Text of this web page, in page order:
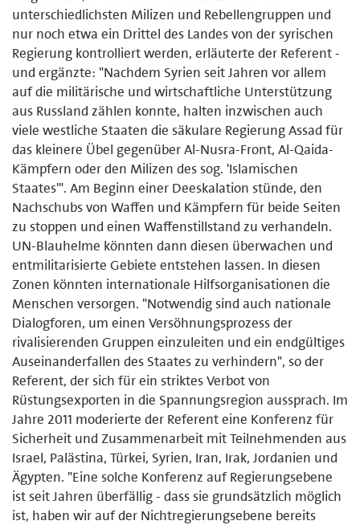
unterschiedlichsten Milizen und Rebellengruppen und
nur noch etwa ein Drittel des Landes von der syrischen
Regierung kontrolliert werden, erläuterte der Referent -
und ergänzte: "Nachdem Syrien seit Jahren vor allem
auf die militärische und wirtschaftliche Unterstützung
aus Russland zählen konnte, halten inzwischen auch
viele westliche Staaten die säkulare Regierung Assad für
das kleinere Übel gegenüber Al-Nusra-Front, Al-Qaida-
Kämpfern oder den Milizen des sog. 'Islamischen
Staates'". Am Beginn einer Deeskalation stünde, den
Nachschubs von Waffen und Kämpfern für beide Seiten
zu stoppen und einen Waffenstillstand zu verhandeln.
UN-Blauhelme könnten dann diesen überwachen und
entmilitarisierte Gebiete entstehen lassen. In diesen
Zonen könnten internationale Hilfsorganisationen die
Menschen versorgen. "Notwendig sind auch nationale
Dialogforen, um einen Versöhnungsprozess der
rivalisierenden Gruppen einzuleiten und ein endgültiges
Auseinanderfallen des Staates zu verhindern", so der
Referent, der sich für ein striktes Verbot von
Rüstungsexporten in die Spannungsregion aussprach. Im
Jahre 2011 moderierte der Referent eine Konferenz für
Sicherheit und Zusammenarbeit mit Teilnehmenden aus
Israel, Palästina, Türkei, Syrien, Iran, Irak, Jordanien und
Ägypten. "Eine solche Konferenz auf Regierungsebene
ist seit Jahren überfällig - dass sie grundsätzlich möglich
ist, haben wir auf der Nichtregierungsebene bereits